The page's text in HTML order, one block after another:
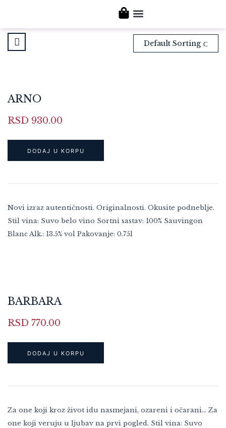
Default Sorting
ARNO
RSD 930.00
DODAJ U KORPU
Novi izraz autentičnosti. Originalnosti. Okusite podneblje.
Stil vina: Suvo belo vino Sortni sastav: 100% Sauvingon
Blanc Alk.: 13.5% vol Pakovanje: 0.75l
BARBARA
RSD 770.00
DODAJ U KORPU
Za one koji kroz život idu nasmejani, ozareni i očarani... Za
one koji veruju u ljubav na prvi pogled. Stil vina: Suvo